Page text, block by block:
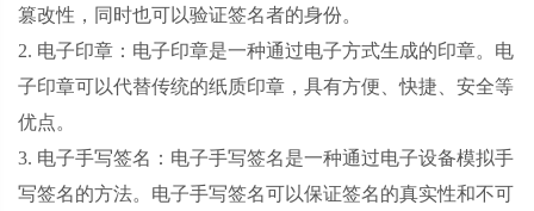
篡改性，同时也可以验证签名者的身份。
2. 电子印章：电子印章是一种通过电子方式生成的印章。电
子印章可以代替传统的纸质印章，具有方便、快捷、安全等
优点。
3. 电子手写签名：电子手写签名是一种通过电子设备模拟手
写签名的方法。电子手写签名可以保证签名的真实性和不可